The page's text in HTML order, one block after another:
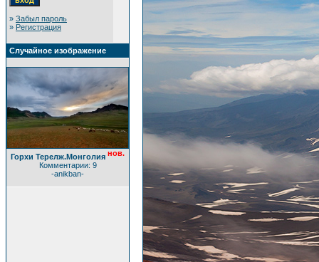
» Забыл пароль
» Регистрация
Случайное изображение
Горхи Терелж.Монголия нов.
Комментарии: 9
-anikban-